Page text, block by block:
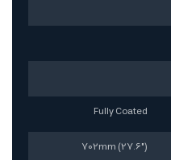
Fully Coated
702mm (27.6")